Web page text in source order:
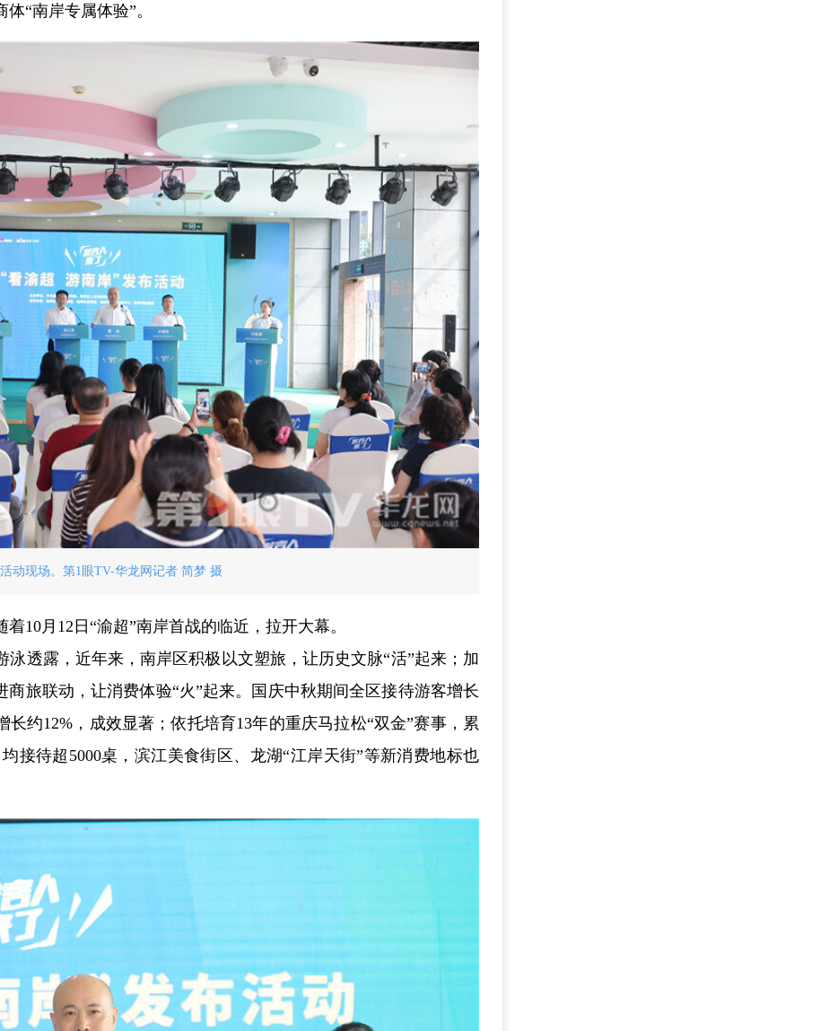
“南岸专属体验”。
动现场。第1眼TV-华龙网记者 简梦 摄
10月12日“渝超”南岸首战的临近，拉开大幕。
泳透露，近年来，南岸区积极以文塑旅，让历史文脉“活”起来；加
旅联动，让消费体验“火”起来。国庆中秋期间全区接待游客增长
长约12%，成效显著；依托培育13年的重庆马拉松“双金”赛事，累
接待超5000桌，滨江美食街区、龙湖“江岸天街”等新消费地标也